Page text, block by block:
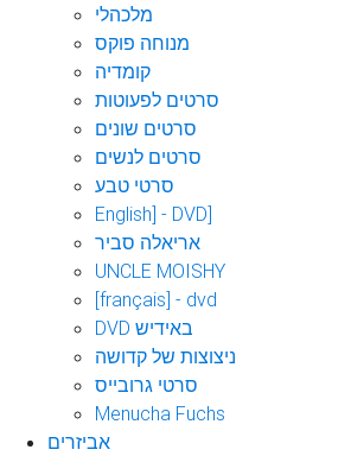
מלכהלי
מנוחה פוקס
קומדיה
סרטים לפעוטות
סרטים שונים
סרטים לנשים
סרטי טבע
English] - DVD]
אריאלה סביר
UNCLE MOISHY
[français] - dvd
DVD באידיש
ניצוצות של קדושה
סרטי גרובייס
Menucha Fuchs
אביזרים